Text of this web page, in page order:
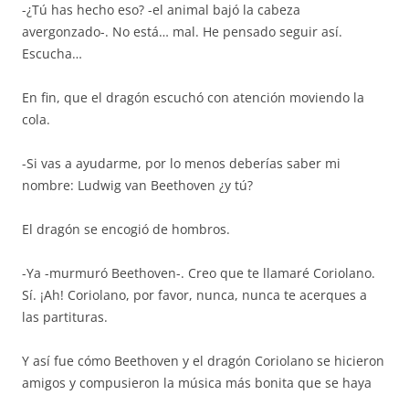
-¿Tú has hecho eso? -el animal bajó la cabeza
avergonzado-. No está… mal. He pensado seguir así.
Escucha…
En fin, que el dragón escuchó con atención moviendo la
cola.
-Si vas a ayudarme, por lo menos deberías saber mi
nombre: Ludwig van Beethoven ¿y tú?
El dragón se encogió de hombros.
-Ya -murmuró Beethoven-. Creo que te llamaré Coriolano.
Sí. ¡Ah! Coriolano, por favor, nunca, nunca te acerques a
las partituras.
Y así fue cómo Beethoven y el dragón Coriolano se hicieron
amigos y compusieron la música más bonita que se haya